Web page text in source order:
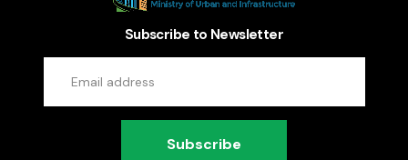
Subscribe to Newsletter
Subscribe